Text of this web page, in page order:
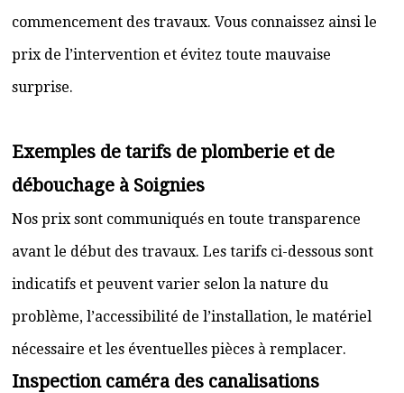
commencement des travaux. Vous connaissez ainsi le
prix de l’intervention et évitez toute mauvaise
surprise.
Exemples de tarifs de plomberie et de
débouchage à Soignies
Nos prix sont communiqués en toute transparence
avant le début des travaux. Les tarifs ci-dessous sont
indicatifs et peuvent varier selon la nature du
problème, l’accessibilité de l’installation, le matériel
nécessaire et les éventuelles pièces à remplacer.
Inspection caméra des canalisations